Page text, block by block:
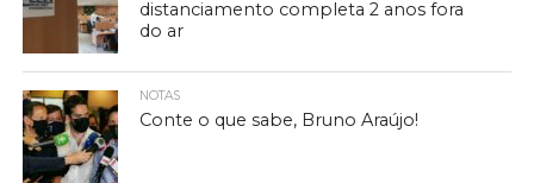
distanciamento completa 2 anos fora
do ar
NOTAS
Conte o que sabe, Bruno Araújo!